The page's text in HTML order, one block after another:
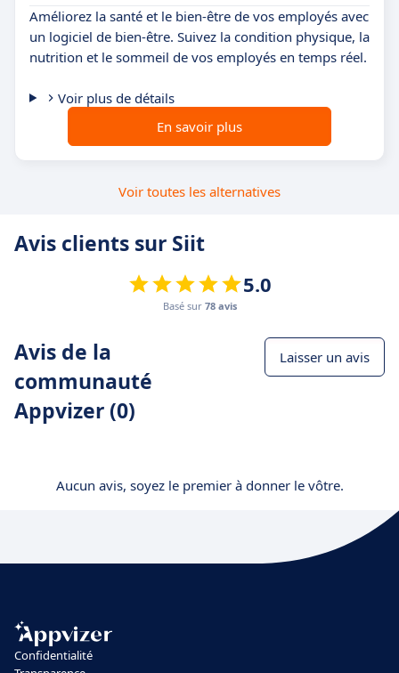
Améliorez la santé et le bien-être de vos employés avec
un logiciel de bien-être. Suivez la condition physique, la
nutrition et le sommeil de vos employés en temps réel.
Voir plus de détails
En savoir plus
Voir toutes les alternatives
Avis clients sur Siit
5.0
Basé sur 78 avis
Avis de la
communauté
Appvizer (0)
Laisser un avis
Aucun avis, soyez le premier à donner le vôtre.
Confidentialité